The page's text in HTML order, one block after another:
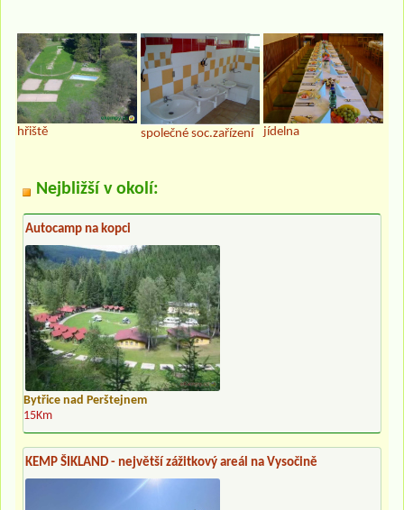
hřiště společné soc.zařízení jídelna
Nejbližší v okolí:
Autocamp na kopci
Bytřice nad Perštejnem
15Km
KEMP ŠIKLAND - největší zážitkový areál na Vysočině